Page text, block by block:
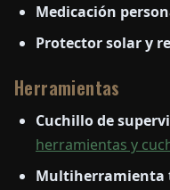
Medicación
Protector solar y
Herramientas
Cuchillo de
herramientas y
Multiherramienta